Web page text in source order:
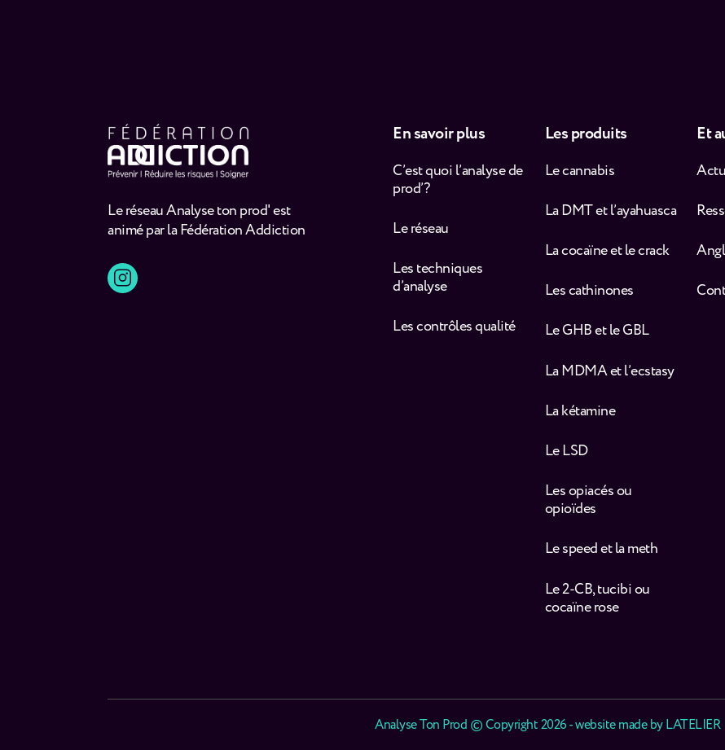
Le réseau Analyse ton prod' est
animé par la Fédération Addiction
En savoir plus
C’est quoi l’analyse de
prod’ ?
Le réseau
Les techniques
d’analyse
Les contrôles qualité
Les produits
Le cannabis
La DMT et l’ayahuasca
La cocaïne et le crack
Les cathinones
Le GHB et le GBL
La MDMA et l’ecstasy
La kétamine
Le LSD
Les opiacés ou
opioïdes
Le speed et la meth
Le 2-CB, tucibi ou
cocaïne rose
Et
Analyse Ton Prod © Copyright 2026 - website made byLATELIER